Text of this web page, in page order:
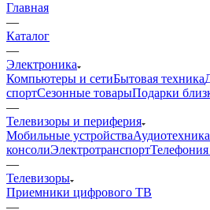
Главная
—
Каталог
—
Электроника
Компьютеры и сетиБытовая техника
спортСезонные товарыПодарки
—
Телевизоры и периферия
Мобильные устройстваАудиотехника
консолиЭлектротранспортТелефония
—
Телевизоры
Приемники цифрового ТВ
—